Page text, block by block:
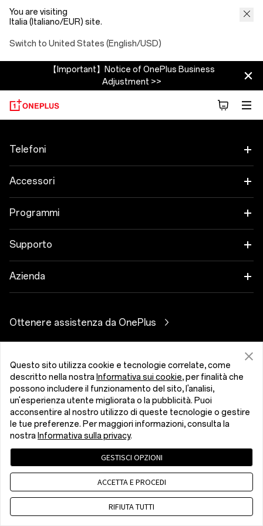
You are visiting
Italia (Italiano/EUR) site.
Switch to United States (English/USD)
【Important】Notice of OnePlus Business
Adjustment >>
Telefoni
OnePlus 15
OnePlus Nord 5
Accessori
Tablet
Custodie e protezione
Cavi di alimentazione
Stile di vita
Programmi
Collega i tuoi dispositivi OnePlus
Permuta OnePlus
Supporto
Domande frequenti sugli acquisti
Servizio di riparazione
Contatti
Risoluzione dei problemi
Accessibilità
Azienda
Red Cable Club
Store app OnePlus
OxygenOS
Lavora con noi
Sostenibilità
Italia (Italiano)
Ottenere assistenza da OnePlus
Informativa sulla privacy
Contratto utente
Cookie Settings
© 2013 - 2026 OnePlus. All Rights Reserved.
Questo sito utilizza cookie e tecnologie correlate, come
descritto nella nostra Informativa sui cookie, per finalità che
possono includere il funzionamento del sito, l'analisi,
un'esperienza utente migliorata o la pubblicità. Puoi
acconsentire al nostro utilizzo di queste tecnologie o gestire
le tue preferenze. Per maggiori informazioni, consulta la
nostra Informativa sulla privacy.
GESTISCI OPZIONI
ACCETTA E PROCEDI
RIFIUTA TUTTI